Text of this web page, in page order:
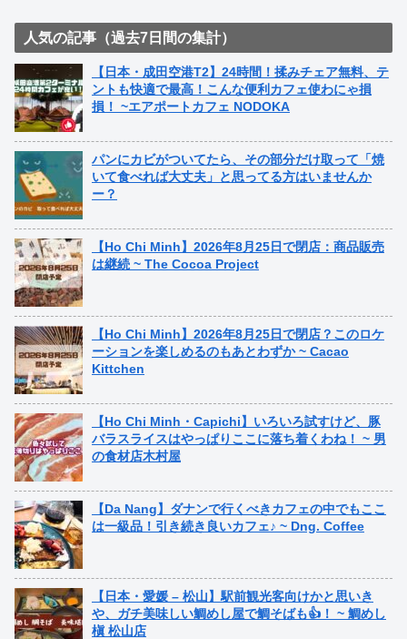
人気の記事（過去7日間の集計）
【日本・成田空港T2】24時間！揉みチェア無料、テ
ントも快適で最高！こんな便利カフェ使わにゃ損
損！ ~エアポートカフェ NODOKA
パンにカビがついてたら、その部分だけ取って「焼
いて食べれば大丈夫」と思ってる方はいませんか
ー？
【Ho Chi Minh】2026年8月25日で閉店：商品販売
は継続 ~ The Cocoa Project
【Ho Chi Minh】2026年8月25日で閉店？このロケ
ーションを楽しめるのもあとわずか ~ Cacao
Kittchen
【Ho Chi Minh・Capichi】いろいろ試すけど、豚
バラスライスはやっぱりここに落ち着くわね！ ~ 男
の食材店木村屋
【Da Nang】ダナンで行くべきカフェの中でもここ
は一級品！引き続き良いカフェ♪ ~ Dng. Coffee
【日本・愛媛 – 松山】駅前観光客向けかと思いき
や、ガチ美味しい鯛めし屋で鯛そばも👍！ ~ 鯛めし
槇 松山店